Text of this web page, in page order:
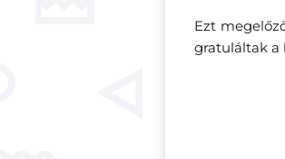
Ezt
gratuláltak a